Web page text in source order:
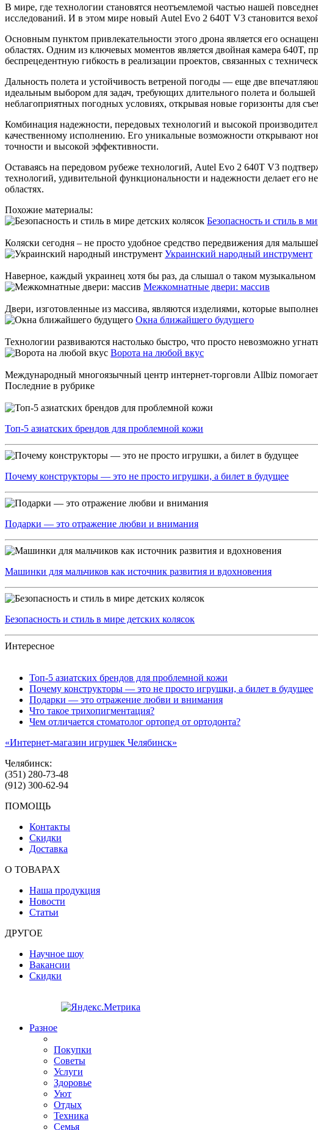
В мире, где технологии становятся неотъемлемой частью нашей
исследований. И в этом мире новый Autel Evo 2 640T V3 становится
Основным пунктом привлекательности этого дрона является его
областях. Одним из ключевых моментов является двойная камера 640T,
беспрецедентную гибкость в реализации проектов, связанных с
Дальность полета и устойчивость ветреной погоды — еще две
идеальным выбором для задач, требующих длительного полета и
неблагоприятных погодных условиях, открывая новые горизонты для
Комбинация надежности, передовых технологий и высокой
качественному исполнению. Его уникальные возможности открывают
точности и высокой эффективности.
Оставаясь на передовом рубеже технологий, Autel Evo 2 640T V3
технологий, удивительной функциональности и надежности делает его
областях.
Похожие материалы:
Безопасность и стиль в
Коляски сегодня – не просто удобное средство передвижения для
Украинский народный инструмент
Наверное, каждый украинец хотя бы раз, да слышал о таком
Межкомнатные двери: массив
Двери, изготовленные из массива, являются изделиями, которые
Окна ближайшего будущего
Технологии развиваются настолько быстро, что просто невозможно
Ворота на любой вкус
Международный многоязычный центр интернет-торговли Allbiz
Последние в рубрике
Топ‑5 азиатских брендов для проблемной кожи
Почему конструкторы — это не просто игрушки, а билет в будущее
Подарки — это отражение любви и внимания
Машинки для мальчиков как источник развития и вдохновения
Безопасность и стиль в мире детских колясок
Интересное
Топ‑5 азиатских брендов для проблемной кожи
Почему конструкторы — это не просто игрушки, а билет в будущее
Подарки — это отражение любви и внимания
Что такое трихопигментация?
Чем отличается стоматолог ортопед от ортодонта?
«Интернет-магазин игрушек Челябинск»
Челябинск:
(351) 280-73-48
(912) 300-62-94
ПОМОЩЬ
Контакты
Скидки
Доставка
О ТОВАРАХ
Наша продукция
Новости
Статьи
ДРУГОЕ
Научное шоу
Вакансии
Скидки
Разное
Покупки
Советы
Услуги
Здоровье
Уют
Отдых
Техника
Семья